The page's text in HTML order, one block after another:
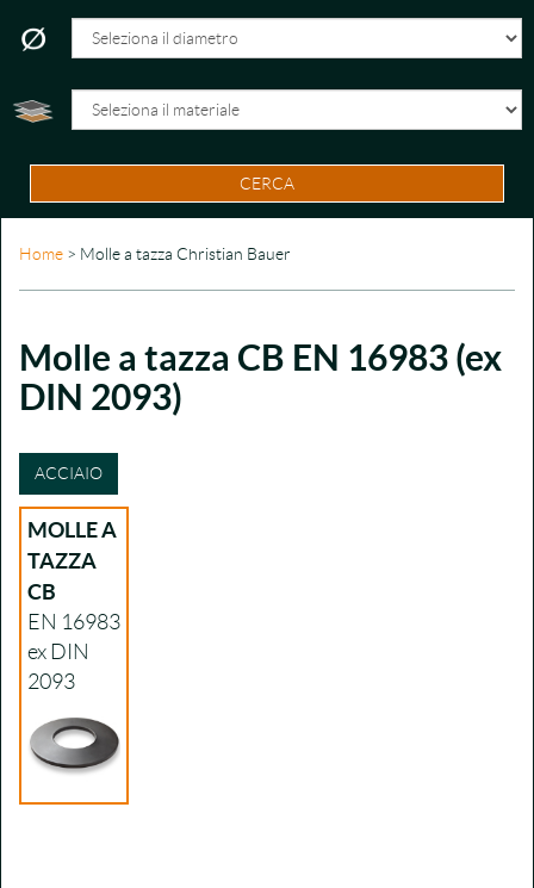
CERCA
Home > Molle a tazza Christian Bauer
Molle a tazza CB EN 16983 (ex
DIN 2093)
ACCIAIO
MOLLE A
TAZZA
CB
EN 16983
ex DIN
2093